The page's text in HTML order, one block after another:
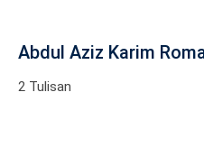
Abdul Aziz Karim
2 Tulisan